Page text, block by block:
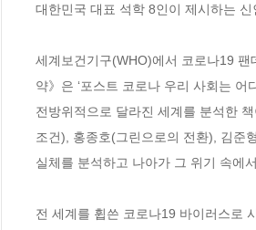
대한민국 대표 석학 8인이 제시하는 신
세계보건기구(WHO)에서 코로나19
약》은 ‘포스트 코로나 우리 사회는
전방위적으로 달라진 세계를 분석한
조건), 홍종호(그린으로의 전환), 김준
실체를 분석하고 나아가 그 위기 속에
전 세계를 휩쓴 코로나19 바이러스로